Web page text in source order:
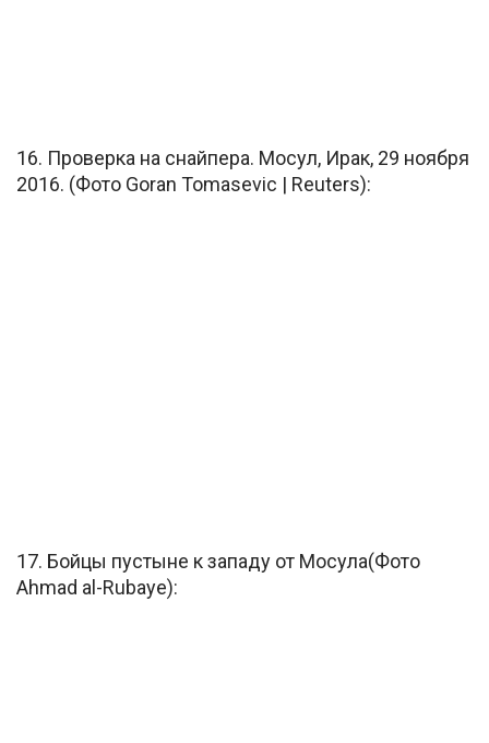
16. Проверка на снайпера. Мосул, Ирак, 29 ноября
2016. (Фото Goran Tomasevic | Reuters):
17. Бойцы пустыне к западу от Мосула(Фото
Ahmad al-Rubaye):